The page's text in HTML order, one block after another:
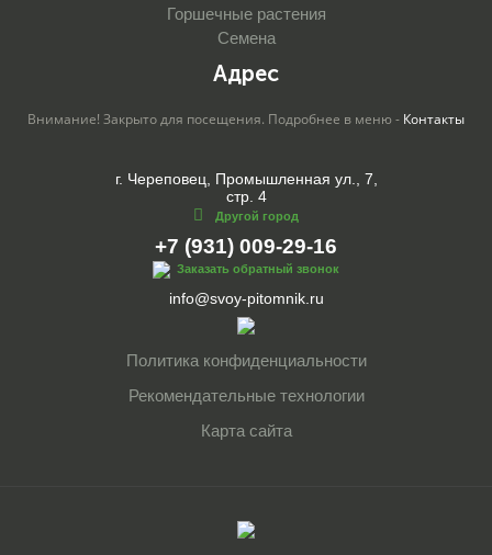
Горшечные растения
Семена
Адрес
Внимание! Закрыто для посещения. Подробнее в меню - Контакты
г. Череповец, Промышленная ул., 7,
стр. 4
Другой город
+7 (931) 009-29-16
Заказать обратный звонок
info@svoy-pitomnik.ru
Политика конфиденциальности
Рекомендательные технологии
Карта сайта